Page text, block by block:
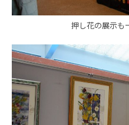
押し花の展示も